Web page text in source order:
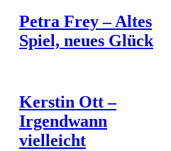
Petra Frey – Altes
Spiel, neues Glück
Kerstin Ott –
Irgendwann
vielleicht